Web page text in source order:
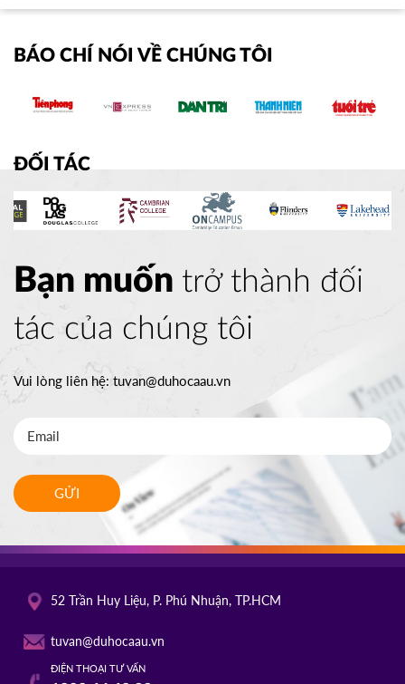
BÁO CHÍ NÓI VỀ CHÚNG TÔI
ĐỐI TÁC
Bạn muốn trở thành đối
tác của chúng tôi
Vui lòng liên hệ:tuvan@duhocaau.vn
GỬI
52 Trần Huy Liệu, P. Phú Nhuận, TP.HCM
tuvan@duhocaau.vn
ĐIỆN THOẠI TƯ VẤN